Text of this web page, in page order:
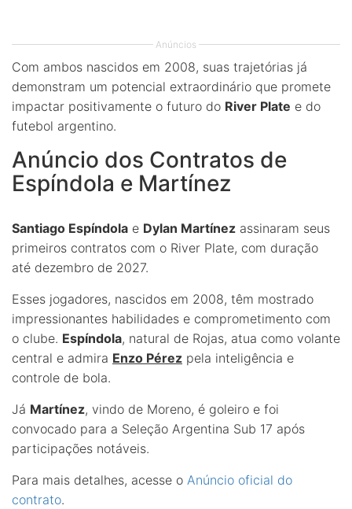
Anúncios
Com ambos nascidos em 2008, suas trajetórias já
demonstram um potencial extraordinário que promete
impactar positivamente o futuro do River Plate e do
futebol argentino.
Anúncio dos Contratos de
Espíndola e Martínez
Santiago Espíndola e Dylan Martínez assinaram seus
primeiros contratos com o River Plate, com duração
até dezembro de 2027.
Esses jogadores, nascidos em 2008, têm mostrado
impressionantes habilidades e comprometimento com
o clube. Espíndola, natural de Rojas, atua como volante
central e admira Enzo Pérez pela inteligência e
controle de bola.
Já Martínez, vindo de Moreno, é goleiro e foi
convocado para a Seleção Argentina Sub 17 após
participações notáveis.
Para mais detalhes, acesse o Anúncio oficial do
contrato.